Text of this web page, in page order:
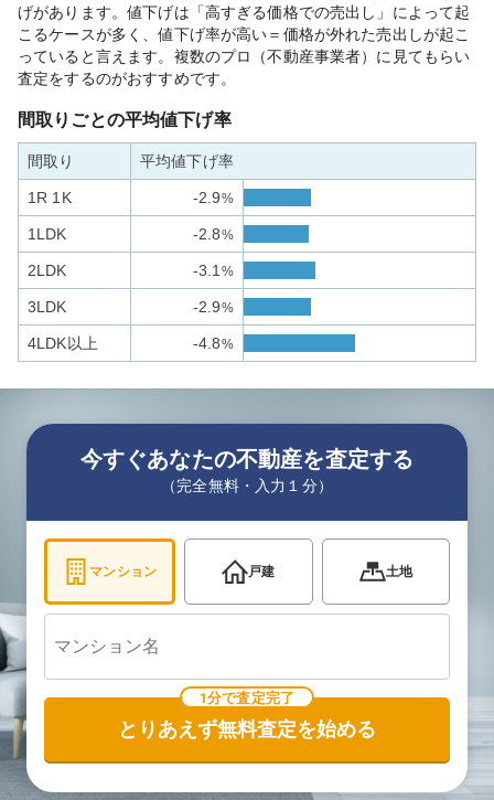
げがあります。値下げは「高すぎる価格での売出し」によって起
こるケースが多く、値下げ率が高い＝価格が外れた売出しが起こ
っていると言えます。複数のプロ（不動産事業者）に見てもらい
査定をするのがおすすめです。
間取りごとの平均値下げ率
間取り 平均値下げ率
1R 1K -2.9%
1LDK -2.8%
2LDK -3.1 %
3LDK -2.9%
4LDK以上 -4.8%
今すぐあなたの不動産を査定する
（完全無料・入力１分）
マンション 戸建 土地
1分で査定完了
とりあえず無料査定を始める